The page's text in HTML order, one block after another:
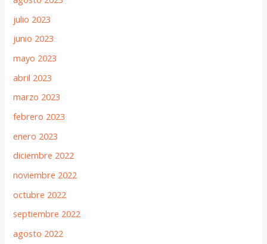
julio 2023
junio 2023
mayo 2023
abril 2023
marzo 2023
febrero 2023
enero 2023
diciembre 2022
noviembre 2022
octubre 2022
septiembre 2022
agosto 2022